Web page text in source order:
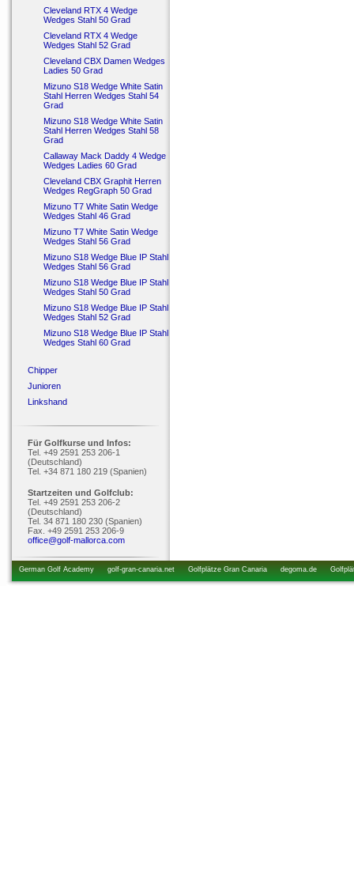
Cleveland RTX 4 Wedge
Wedges Stahl 50 Grad
Cleveland RTX 4 Wedge
Wedges Stahl 52 Grad
Cleveland CBX Damen Wedges
Ladies 50 Grad
Mizuno S18 Wedge White Satin
Stahl Herren Wedges Stahl 54
Grad
Mizuno S18 Wedge White Satin
Stahl Herren Wedges Stahl 58
Grad
Callaway Mack Daddy 4 Wedge
Wedges Ladies 60 Grad
Cleveland CBX Graphit Herren
Wedges RegGraph 50 Grad
Mizuno T7 White Satin Wedge
Wedges Stahl 46 Grad
Mizuno T7 White Satin Wedge
Wedges Stahl 56 Grad
Mizuno S18 Wedge Blue IP Stahl
Wedges Stahl 56 Grad
Mizuno S18 Wedge Blue IP Stahl
Wedges Stahl 50 Grad
Mizuno S18 Wedge Blue IP Stahl
Wedges Stahl 52 Grad
Mizuno S18 Wedge Blue IP Stahl
Wedges Stahl 60 Grad
Chipper
Junioren
Linkshand
Für Golfkurse und Infos:
Tel. +49 2591 253 206-1
(Deutschland)
Tel. +34 871 180 219 (Spanien)
Startzeiten und Golfclub:
Tel. +49 2591 253 206-2
(Deutschland)
Tel. 34 871 180 230 (Spanien)
Fax. +49 2591 253 206-9
office@golf-mallorca.com
German Golf Academy golf-gran-canaria.net Golfplätze Gran Canaria degoma.de
startzeiten.de golfkurs-urlaub.de